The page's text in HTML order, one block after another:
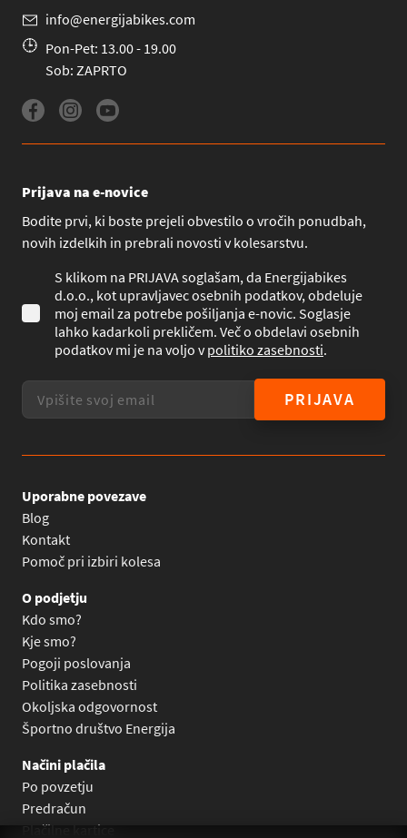
info@energijabikes.com
Pon-Pet: 13.00 - 19.00
Sob: ZAPRTO
Prijava na e-novice
Bodite prvi, ki boste prejeli obvestilo o vročih ponudbah,
novih izdelkih in prebrali novosti v kolesarstvu.
S klikom na PRIJAVA soglašam, da Energijabikes
d.o.o., kot upravljavec osebnih podatkov, obdeluje
moj email za potrebe pošiljanja e-novic. Soglasje
lahko kadarkoli prekličem. Več o obdelavi osebnih
podatkov mi je na voljo vpolitiko zasebnosti.
PRIJAVA
Uporabne povezave
Blog
Kontakt
Pomoč pri izbiri kolesa
O podjetju
Kdo smo?
Kje smo?
Pogoji poslovanja
Politika zasebnosti
Okoljska odgovornost
Športno društvo Energija
Načini plačila
Po povzetju
Predračun
Plačilne kartice